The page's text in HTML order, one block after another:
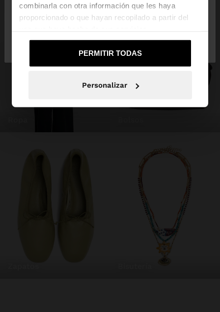
combinarla con otra información que les haya
proporcionado o que hayan recopilado a partir del
PERMITIR TODAS
Personalizar